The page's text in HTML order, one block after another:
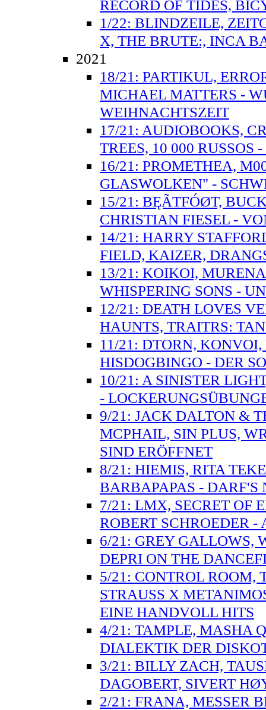
RECORD OF TIDES,
1/22: BLINDZEILE,
X, THE BRUTE:, INCA
2021
18/21: PARTIKUL,
MICHAEL MATTERS -
WEIHNACHTSZEIT
17/21: AUDIOBOOKS,
TREES, 10 000 RUSSOS
16/21: PROMETHEA,
GLASWOLKEN" -
15/21: BĘÃTFÓØT,
CHRISTIAN FIESEL -
14/21: HARRY
FIELD, KAIZER,
13/21: KOIKOI,
WHISPERING SONS -
12/21: DEATH LOVES
HAUNTS, TRAITRS:
11/21: DTORN,
HISDOGBINGO - DER
10/21: A SINISTER
-
9/21: JACK DALTON &
MCPHAIL, SIN PLUS,
SIND ERÖFFNET
8/21: HIEMIS, RITA
BARBAPAPAS - DARF'S
7/21: LMX, SECRET OF
ROBERT SCHROEDER
6/21: GREY GALLOWS,
DEPRI ON THE
5/21: CONTROL ROOM,
STRAUSS X
EINE HANDVOLL HITS
4/21: TAMPLE, MASHA
DIALEKTIK DER
3/21: BILLY ZACH,
DAGOBERT, SIVERT
2/21: FRANA, MESSER